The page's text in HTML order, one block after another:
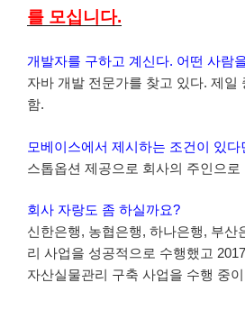
를 모십니다.
개발자를 구하고 계신다. 어떤 사람
자바 개발 전문가를 찾고 있다. 제일
함.
모베이스에서 제시하는 조건이 있다
스톱옵션 제공으로 회사의 주인으로
회사 자랑도 좀 하실까요?
신한은행, 농협은행, 하나은행, 부산
리 사업을 성공적으로 수행했고
자산실물관리 구축 사업을 수행 중